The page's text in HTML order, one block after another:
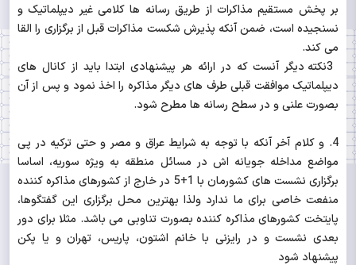
بر پخش مستقیم مذاکرات از طریق رسانه ها کلامی غیر دیپلماتیک و
نسنجیده است، ضمن آنکه پذیرش شکست مذاکرات قبل از برگزاری را القا
می کند.
3نکته دیگر آنست که در ارائه هر پیشنهادی ابتدا باید از کانال های
دیپلماتیک موافقت قبلی طرف های دیگر مذاکره را اخذ نمود و پس از آن
بصورت علنی و در سطح رسانه ها مطرح شود.
4. و کلام آخر آنکه با توجه به شرایط عراق و مصر و حتی ترکیه در پی
مواضع مداخله جویانه اش در مسائل منطقه به ویژه سوریه، اساسا
برگزاری نشست های کشورمان با 1+5 در خارج از کشورهای مذاکره کننده
منفعت خاصی برای ما ندارد ولذا بهترین محل برگزاری این گفتگوها،
پایتخت کشورهای مذاکره کننده بصورت تناوبی می باشد. مثلا برای دور
بعدی نشست و در رایزنی با خانم اشتون، پاریس، تهران و یا پکن
پیشنهاد شود